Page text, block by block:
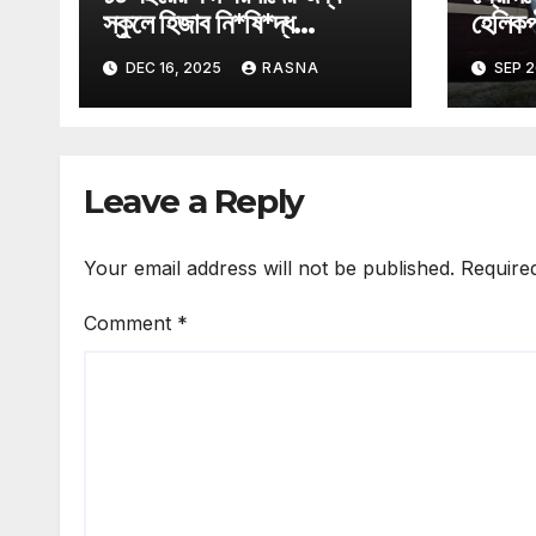
স্কুলে হিজাব নি*ষি*দ্ধ
অস্ট্রিয়ায়।
DEC 16, 2025 RASNA
তুললেন
SEP
Leave a Reply
Your email address will not be published.
Comment *